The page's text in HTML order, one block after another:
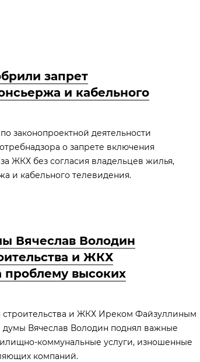
запрет
и кабельного
законопроектной деятельности
о запрете включения
ЖКХ без согласия владельцев жилья,
и кабельного телевидения.
Вячеслав Володин
и ЖКХ
проблему высоких
и ЖКХ Иреком Файзуллиным
думы Вячеслав Володин поднял важные
коммунальные услуги, изношенные
компаний.